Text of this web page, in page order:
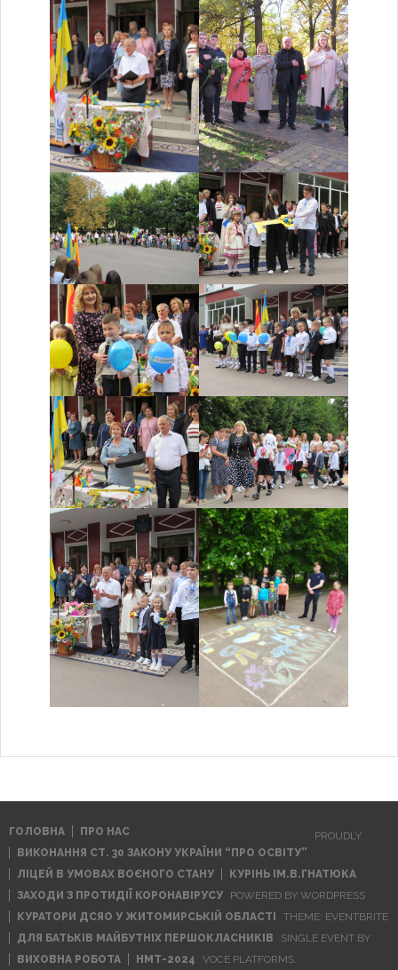
ГОЛОВНА
ПРО НАС
ВИКОНАННЯ СТ. 30 ЗАКОНУ УКРАЇНИ “ПРО ОСВІТУ”
ЛІЦЕЙ В УМОВАХ ВОЄНОГО СТАНУ
КУРІНЬ ІМ.В.ГНАТЮКА
ЗАХОДИ З ПРОТИДІЇ КОРОНАВІРУСУ
КУРАТОРИ ДСЯО У ЖИТОМИРСЬКІЙ ОБЛАСТІ
ДЛЯ БАТЬКІВ МАЙБУТНІХ ПЕРШОКЛАСНИКІВ
ВИХОВНА РОБОТА
НМТ-2024
PROUDLY
POWERED BY WORDPRESS
THEME: EVENTBRITE
SINGLE EVENT BY
VOCE PLATFORMS